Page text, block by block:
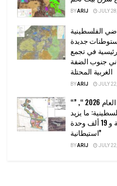
BYARIJ JULY
الأراضي الفلسطينية
جديدة
في تجمع
جنوب الضفة
الغربية المحتلة
BYARIJ JULY
“حتى النصف الأول من العام 2026 “, ”
ما يزيد
عن 22 ألف دونم مستهدفة و 19 ألف وحدة
استيطانية”
BYARIJ JULY